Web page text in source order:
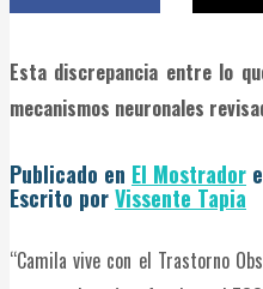
Esta discrepancia entre lo
mecanismos neuronales
Publicado en El Mostrador
Escrito porVissente Tapia
“Camila vive con el Trastorno